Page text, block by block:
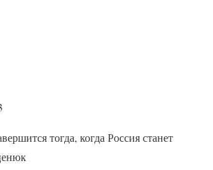
тогда, когда Россия станет